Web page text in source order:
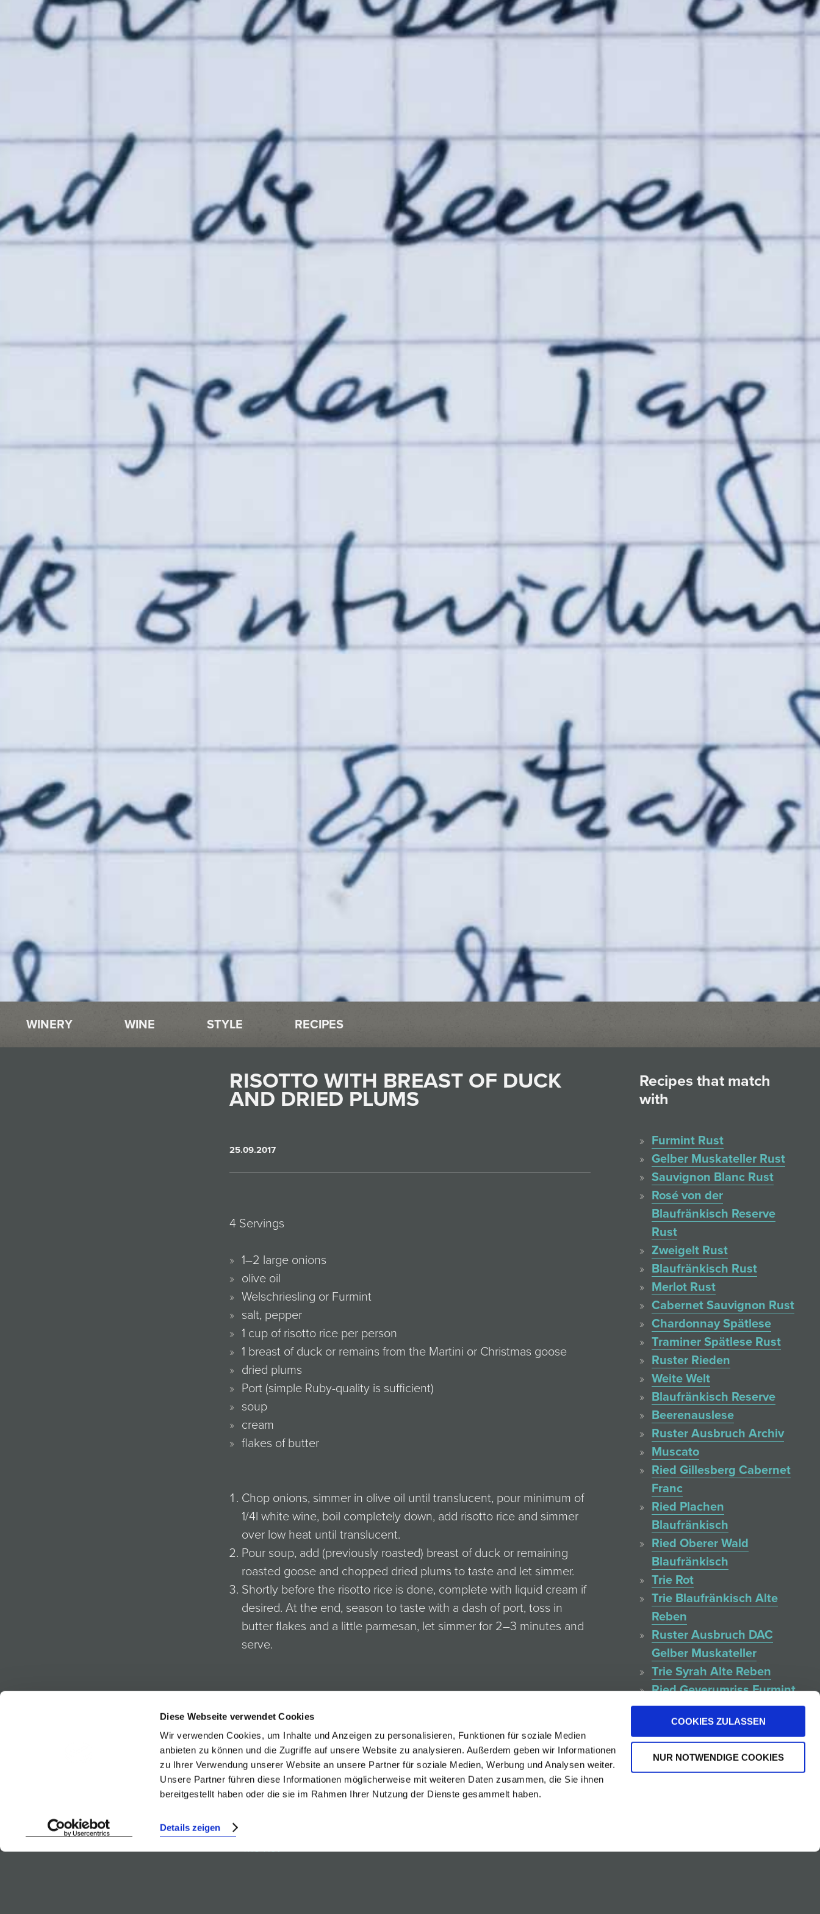
Diese Webseite verwendet Cookies
Wir verwenden Cookies, um Inhalte und Anzeigen zu personalisieren, Funktionen für soziale Medien
anbieten zu können und die Zugriffe auf unsere Website zu analysieren. Außerdem geben wir Informationen
zu Ihrer Verwendung unserer Website an unsere Partner für soziale Medien, Werbung und Analysen weiter.
Unsere Partner führen diese Informationen möglicherweise mit weiteren Daten zusammen, die Sie ihnen
bereitgestellt haben oder die sie im Rahmen Ihrer Nutzung der Dienste gesammelt haben.
Details zeigen
COOKIES ZULASSEN
NUR NOTWENDIGE COOKIES
WINERY WINE STYLE RECIPES
RISOTTO WITH BREAST OF DUCK
AND DRIED PLUMS
25.09.2017
4 Servings
1–2 large onions
olive oil
Welschriesling or Furmint
salt, pepper
1 cup of risotto rice per person
1 breast of duck or remains from the Martini or Christmas goose
dried plums
Port (simple Ruby-quality is sufficient)
soup
cream
flakes of butter
Chop onions, simmer in olive oil until translucent, pour minimum of
1/4l white wine, boil completely down, add risotto rice and simmer
over low heat until translucent.
Pour soup, add (previously roasted) breast of duck or remaining
roasted goose and chopped dried plums to taste and let simmer.
Shortly before the risotto rice is done, complete with liquid cream if
desired. At the end, season to taste with a dash of port, toss in
butter flakes and a little parmesan, let simmer for 2–3 minutes and
serve.
Reserve or Shiraz.
Trie Rot
Recipes that match
with
Furmint Rust
Gelber Muskateller Rust
Sauvignon Blanc Rust
Rosé von der
Blaufränkisch Reserve
Rust
Zweigelt Rust
Blaufränkisch Rust
Merlot Rust
Cabernet Sauvignon Rust
Chardonnay Spätlese
Traminer Spätlese Rust
Ruster Rieden
Weite Welt
Blaufränkisch Reserve
Beerenauslese
Ruster Ausbruch Archiv
Muscato
Ried Gillesberg Cabernet
Franc
Ried Plachen
Blaufränkisch
Ried Oberer Wald
Blaufränkisch
Trie Rot
Trie Blaufränkisch Alte
Reben
Ruster Ausbruch DAC
Gelber Muskateller
Trie Syrah Alte Reben
Ried Geyerumriss Furmint
Ruster Ausbruch DAC
Leithaberg DAC
Blaufränkisch
Rosa Rust